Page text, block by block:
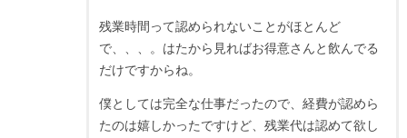
残業時間って認められないことがほとんど
で、、、。はたから見ればお得意さんと飲んでる
だけですからね。
僕としては完全な仕事だったので、経費が認めら
たのは嬉しかったですけど、残業代は認めて欲し